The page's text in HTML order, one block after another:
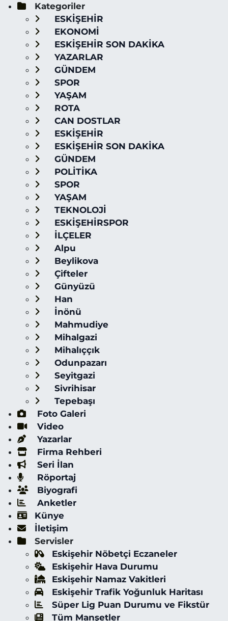
Kategoriler
ESKİŞEHİR
EKONOMİ
ESKİŞEHİR SON DAKİKA
YAZARLAR
GÜNDEM
SPOR
YAŞAM
ROTA
CAN DOSTLAR
ESKİŞEHİR
ESKİŞEHİR SON DAKİKA
GÜNDEM
POLİTİKA
SPOR
YAŞAM
TEKNOLOJİ
ESKİŞEHİRSPOR
İLÇELER
Alpu
Beylikova
Çifteler
Günyüzü
Han
İnönü
Mahmudiye
Mihalgazi
Mihalıççık
Odunpazarı
Seyitgazi
Sivrihisar
Tepebaşı
Foto Galeri
Video
Yazarlar
Firma Rehberi
Seri İlan
Röportaj
Biyografi
Anketler
Künye
İletişim
Servisler
Eskişehir Nöbetçi Eczaneler
Eskişehir Hava Durumu
Eskişehir Namaz Vakitleri
Eskişehir Trafik Yoğunluk Haritası
Süper Lig Puan Durumu ve Fikstür
Tüm Manşetler